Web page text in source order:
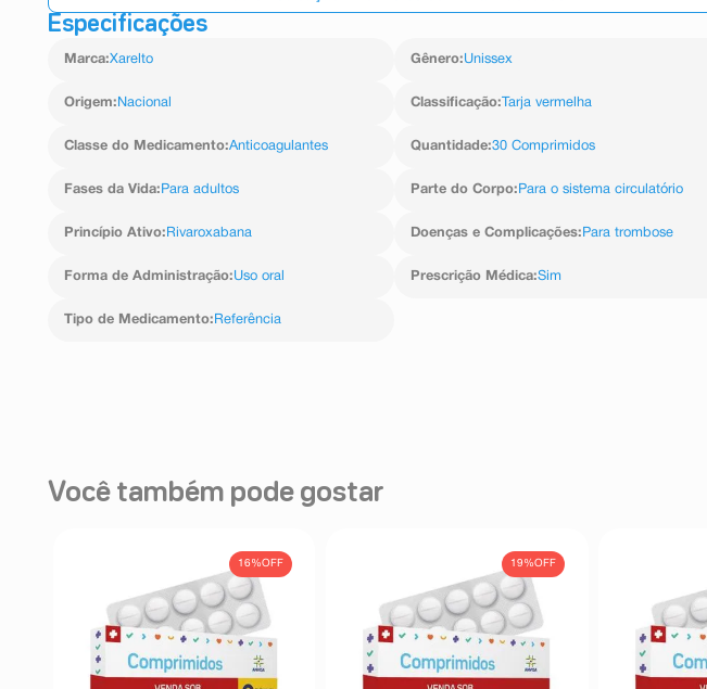
Especificações
Marca:Xarelto Gênero:Unissex
Origem: Nacional Classificação: Tarja vermelha
Classe do Medicamento:Anticoagulantes Quantidade:30 Comprimidos
Fases da Vida: Para adultos Parte do Corpo: Para o sistema circulatório
Princípio Ativo: Rivaroxabana Doenças e Complicações: Para trombose
Forma de Administração:Uso oral Prescrição Médica:Sim
Tipo de Medicamento: Referência
Você também pode gostar
16%OFF 19%OFF